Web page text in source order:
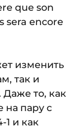
que son
sera encore
изменить
так и
Даже то, как
на пару с
1 и как